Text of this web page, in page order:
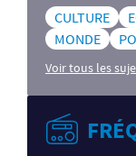
CULTURE
MONDE
Voir tous les